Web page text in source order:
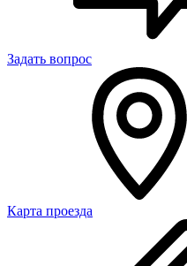
Задать вопрос
Карта проезда